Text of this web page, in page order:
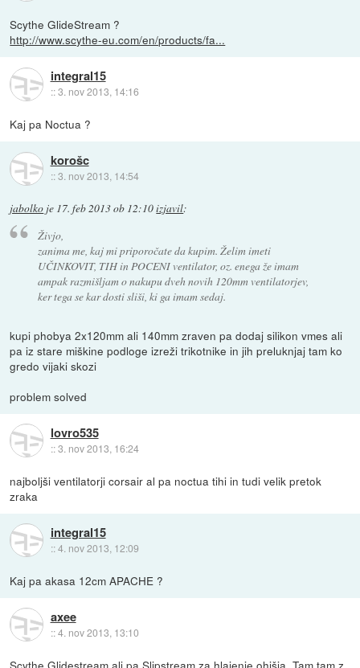
Scythe GlideStream ?
http://www.scythe-eu.com/en/products/fa...
integral15
::3. nov 2013, 14:16
Kaj pa Noctua ?
korošc
::3. nov 2013, 14:54
jabolko je 17. feb 2013 ob 12:10izjavil:
Živjo,
zanima me, kaj mi priporočate da kupim. Želim imeti
UČINKOVIT, TIH in POCENI ventilator, oz. enega že imam
ampak razmišljam o nakupu dveh novih 120mm ventilatorjev,
ker tega se kar dosti sliši, ki ga imam sedaj.
kupi phobya 2x120mm ali 140mm zraven pa dodaj silikon vmes ali
pa iz stare miškine podloge izreži trikotnike in jih preluknjaj tam ko
gredo vijaki skozi
problem solved
lovro535
::3. nov 2013, 16:24
najboljši ventilatorji corsair al pa noctua tihi in tudi velik pretok
zraka
integral15
::4. nov 2013, 12:09
Kaj pa akasa 12cm APACHE ?
axee
::4. nov 2013, 13:10
Scythe Glidestream ali pa Slipstream za hlajenje ohišja. Tam tam z